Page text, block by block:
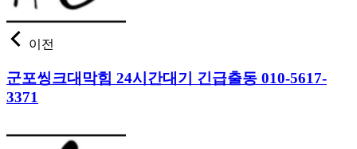
이전
군포씽크대막힘 24시간대기 긴급출동 010-5617-
3371